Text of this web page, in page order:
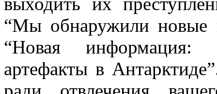
“Мы обнаружили новые
“Новая
артефакты в